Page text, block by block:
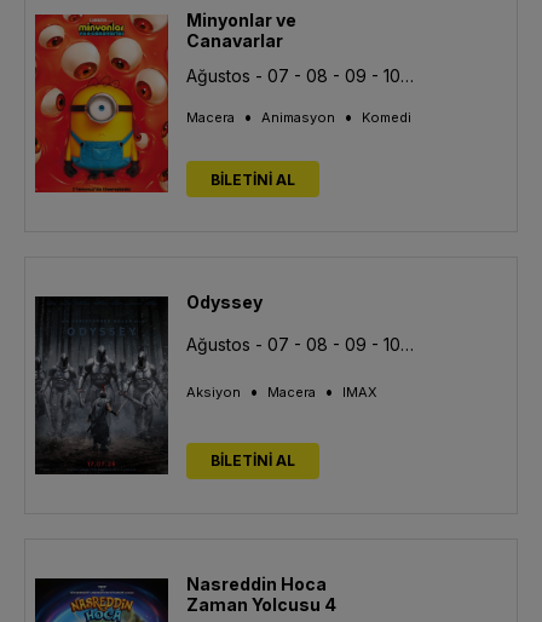
Minyonlar ve
Canavarlar
Ağustos - 07 - 08 - 09 - 10 - 11 - 12 - 13
Macera • Animasyon • Komedi
BİLETİNİ AL
Odyssey
Ağustos - 07 - 08 - 09 - 10 - 11 - 12 - 13
Aksiyon • Macera • IMAX
BİLETİNİ AL
Nasreddin Hoca
Zaman Yolcusu 4